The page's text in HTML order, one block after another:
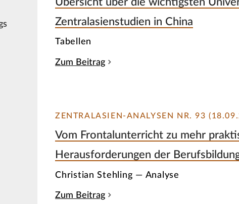
Zentralasienstudien in China
Tabellen
Zum Beitrag
ZENTRALASIEN-ANALYSEN NR. 93
Vom Frontalunterricht zu mehr
Herausforderungen der
Christian Stehling — Analyse
Zum Beitrag